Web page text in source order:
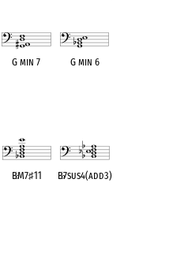
G min 7 G min 6
B♭M7♯11 B♭7sus4(add3)